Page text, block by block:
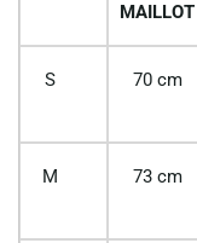
MAILLOT
S 70 cm
M 73 cm